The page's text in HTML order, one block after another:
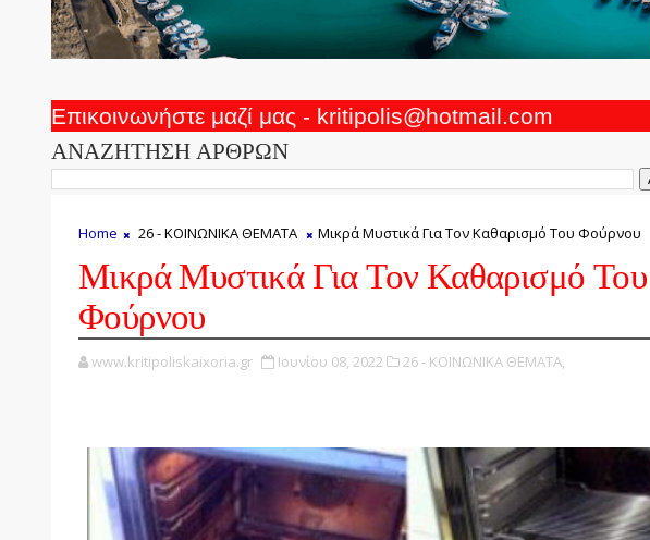
Επικοινωνήστε μαζί μας - kritipolis@hotmail.com
ΑΝΑΖΗΤΗΣΗ ΑΡΘΡΩΝ
Home 26 - ΚΟΙΝΩΝΙΚΑ ΘΕΜΑΤΑ Μικρά Μυστικά Για Τον Καθαρισμό Του Φούρνου
Μικρά Μυστικά Για Τον Καθαρισμό Του
Φούρνου
www.kritipoliskaixoria.gr Ιουνίου 08, 2022 26 - ΚΟΙΝΩΝΙΚΑ ΘΕΜΑΤΑ,